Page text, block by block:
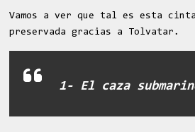
Vamos a ver que tal es esta
preservada gracias a Tolvatar.
1- El caza